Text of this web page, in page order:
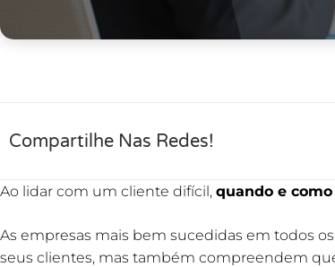
Compartilhe Nas Redes!
Ao lidar com um cliente difícil, quando e
As empresas mais bem sucedidas em todos
seus clientes, mas também compreendem